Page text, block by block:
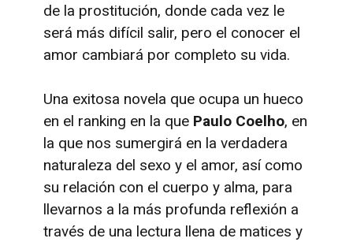
de la prostitución, donde cada vez le
será más difícil salir, pero el conocer el
amor cambiará por completo su vida.
Una exitosa novela que ocupa un hueco
en el ranking en la que Paulo Coelho, en
la que nos sumergirá en la verdadera
naturaleza del sexo y el amor, así como
su relación con el cuerpo y alma, para
llevarnos a la más profunda reflexión a
través de una lectura llena de matices y